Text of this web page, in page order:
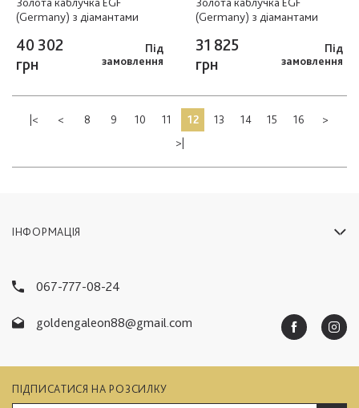
(Germany) з діамантами
40 302
грн
Під
замовлення
(Germany) з діамантами
31 825
грн
Під
замовлення
|< < 8 9 10 11 12 13 14 15 16
>
>|
ІНФОРМАЦІЯ
067-777-08-24
goldengaleon88@gmail.com
ПІДПИСАТИСЯ НА РОЗСИЛКУ